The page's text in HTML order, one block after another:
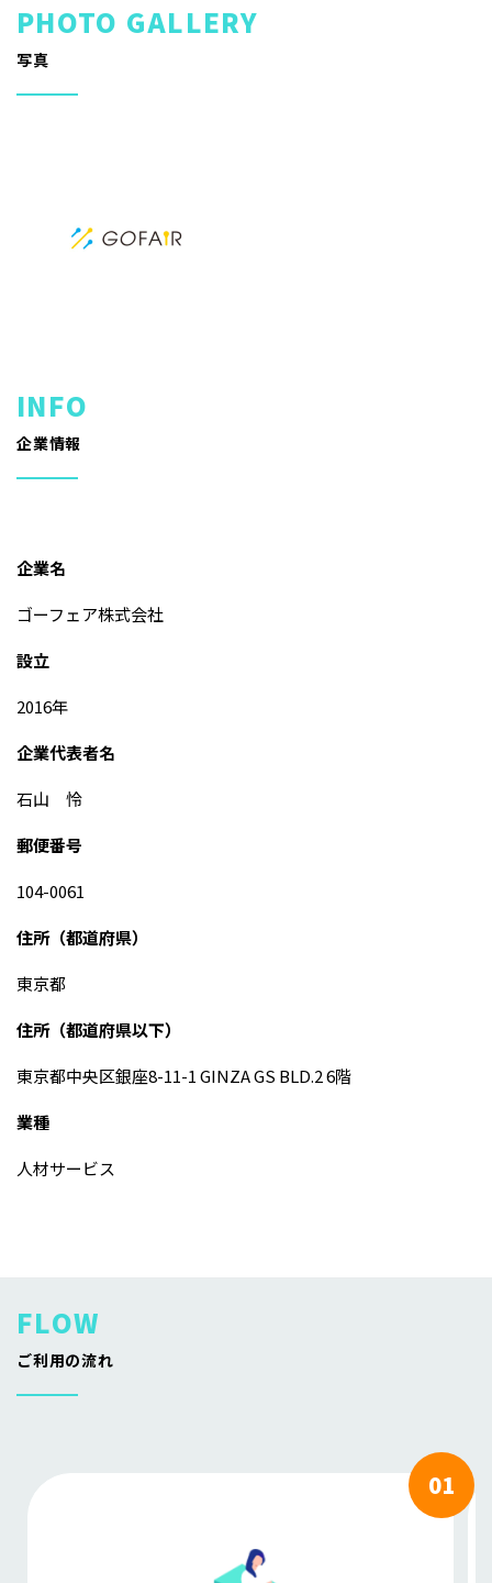
写真
企業情報
企業名
ゴーフェア株式会社
設立
2016年
企業代表者名
石山 怜
郵便番号
104-0061
住所（都道府県）
東京都
住所（都道府県以下）
東京都中央区銀座8-11-1 GINZA GS BLD.2 6階
業種
人材サービス
ご利用の流れ